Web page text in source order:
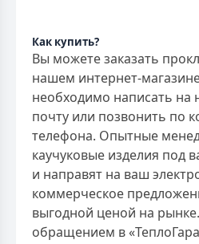
Как купить?
Вы можете заказать
нашем интернет-
необходимо написать на
почту или позвонить по
телефона. Опытные
каучуковые изделия под
и направят на ваш
коммерческое
выгодной ценой на
обращением в